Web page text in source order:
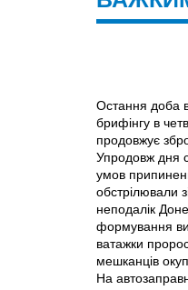
Остання доба
брифінгу в
продовжує
Упродовж дня
умов
обстрiлювали
неподалік
формування
ватажки
мешканців
На